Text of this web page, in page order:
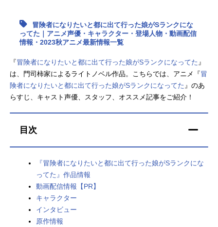
アニメ映画一覧 実写化映画一覧
今期アニメ曜日別一覧
春アニメ 夏アニメ
秋アニメ 冬アニメ
冒険者になりたいと都に出て行った娘がSランクにな
ってた｜アニメ声優・キャラクター・登場人物・動画配信
情報・2023秋アニメ最新情報一覧
『冒険者になりたいと都に出て行った娘がSランクになってた 』
は、門司柿家によるライトノベル作品。こちらでは、アニメ『冒
険者になりたいと都に出て行った娘がSランクになってた 』のあ
らすじ、キャスト声優、スタッフ、オススメ記事をご紹介！
目次
『冒険者になりたいと都に出て行った娘がSランクにな
ってた』作品情報
動画配信情報【PR】
キャラクター
インタビュー
原作情報